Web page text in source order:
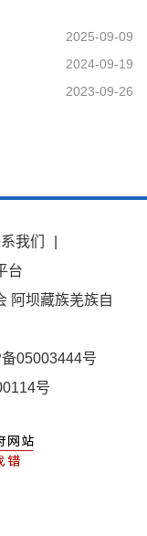
2025-09-09
2024-09-19
2023-09-26
我们
台
阿坝藏族羌族自
05003444号
号